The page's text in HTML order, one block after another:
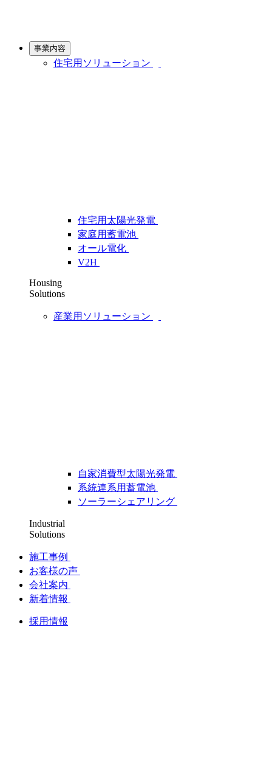
事業内容
住宅用ソリューション
住宅用太陽光発電
家庭用蓄電池
オール電化
V2H
Housing
Solutions
産業用ソリューション
自家消費型太陽光発電
系統連系用蓄電池
ソーラーシェアリング
Industrial
Solutions
施工事例
お客様の声
会社案内
新着情報
採用情報